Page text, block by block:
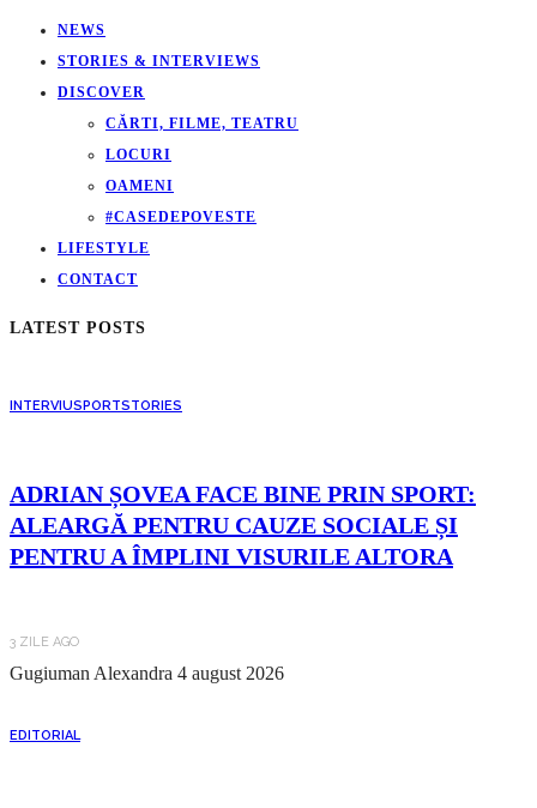
NEWS
STORIES & INTERVIEWS
DISCOVER
CĂRTI, FILME, TEATRU
LOCURI
OAMENI
#CASEDEPOVESTE
LIFESTYLE
CONTACT
LATEST POSTS
INTERVIUSPORTSTORIES
ADRIAN ȘOVEA FACE BINE PRIN SPORT:
ALEARGĂ PENTRU CAUZE SOCIALE ȘI
PENTRU A ÎMPLINI VISURILE ALTORA
3 ZILE AGO
Gugiuman Alexandra 4 august 2026
EDITORIAL